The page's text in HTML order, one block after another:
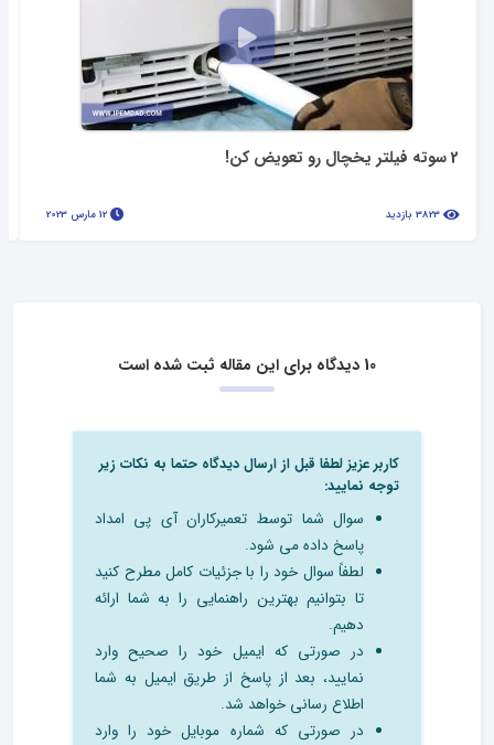
2 سوته فیلتر یخچال رو تعویض کن!
10 دیدگاه برای این مقاله ثبت شده است
کاربر عزیز لطفا قبل از ارسال دیدگاه حتما به نکات زیر
توجه نمایید:
سوال شما توسط تعمیرکاران آی پی امداد
پاسخ داده می شود.
لطفاً سوال خود را با جزئیات کامل مطرح کنید
تا بتوانیم بهترین راهنمایی را به شما ارائه
دهیم.
در صورتی که ایمیل خود را صحیح وارد
نمایید، بعد از پاسخ از طریق ایمیل به شما
اطلاع رسانی خواهد شد.
در صورتی که شماره موبایل خود را وارد